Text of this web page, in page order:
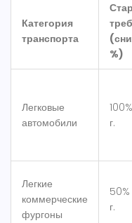
Категория
транспорта
%)
Легковые
автомобили
г.
Легкие
коммерческие
фургоны
г.